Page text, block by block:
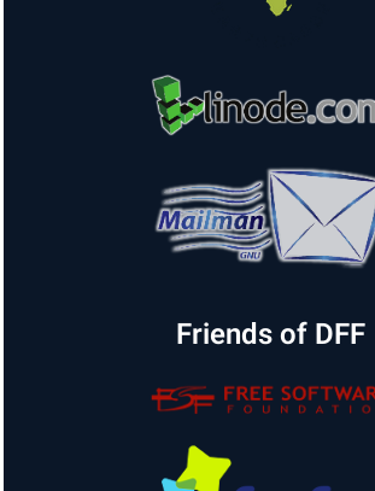
Friends of DFF